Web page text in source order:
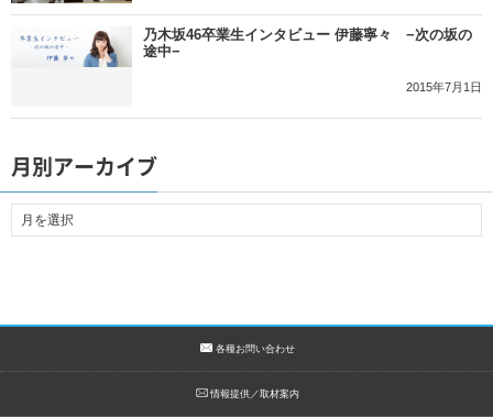
乃木坂46卒業生インタビュー 伊藤寧々 −次の坂の
途中−
2015年7月1日
月別アーカイブ
各種お問い合わせ
情報提供／取材案内